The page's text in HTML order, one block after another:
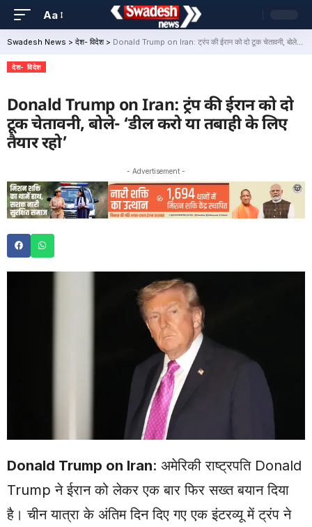
Aa
Swadesh News > देश- विदेश> Donald Trump on Iran: ट्रंप की ईरान को दो टूक चेतावनी, बोले- ‘डील करो या तबाही के लिए तैयार रहो’
देश- विदेश
Donald Trump on Iran: ट्रंप की ईरान को दो
टूक चेतावनी, बोले- ‘डील करो या तबाही के लिए
तैयार रहो’
- Advertisement -
Donald Trump on Iran: अमेरिकी राष्ट्रपति Donald
Trump ने ईरान को लेकर एक बार फिर सख्त बयान दिया
है। चीन यात्रा के अंतिम दिन दिए गए एक इंटरव्यू में ट्रंप ने